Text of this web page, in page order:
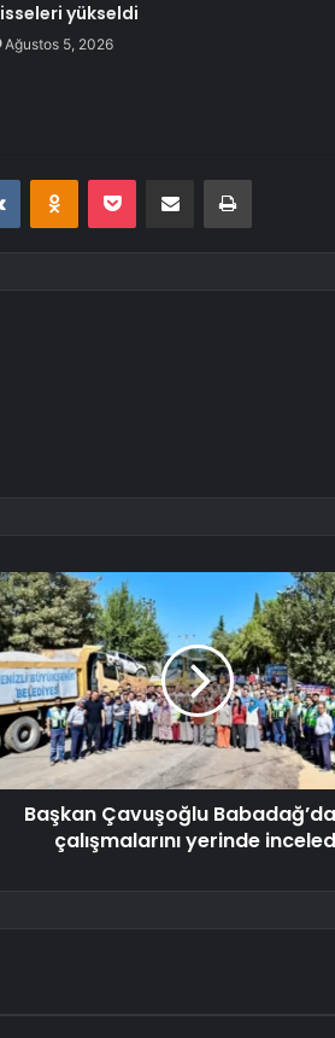
yükseldi
Ağustos 5, 2026
VKontakteOdnoklassniki
Pocket E-Posta ile paylaş Yazdır
Başkan Çavuşoğlu
çalışmalarını yerinde